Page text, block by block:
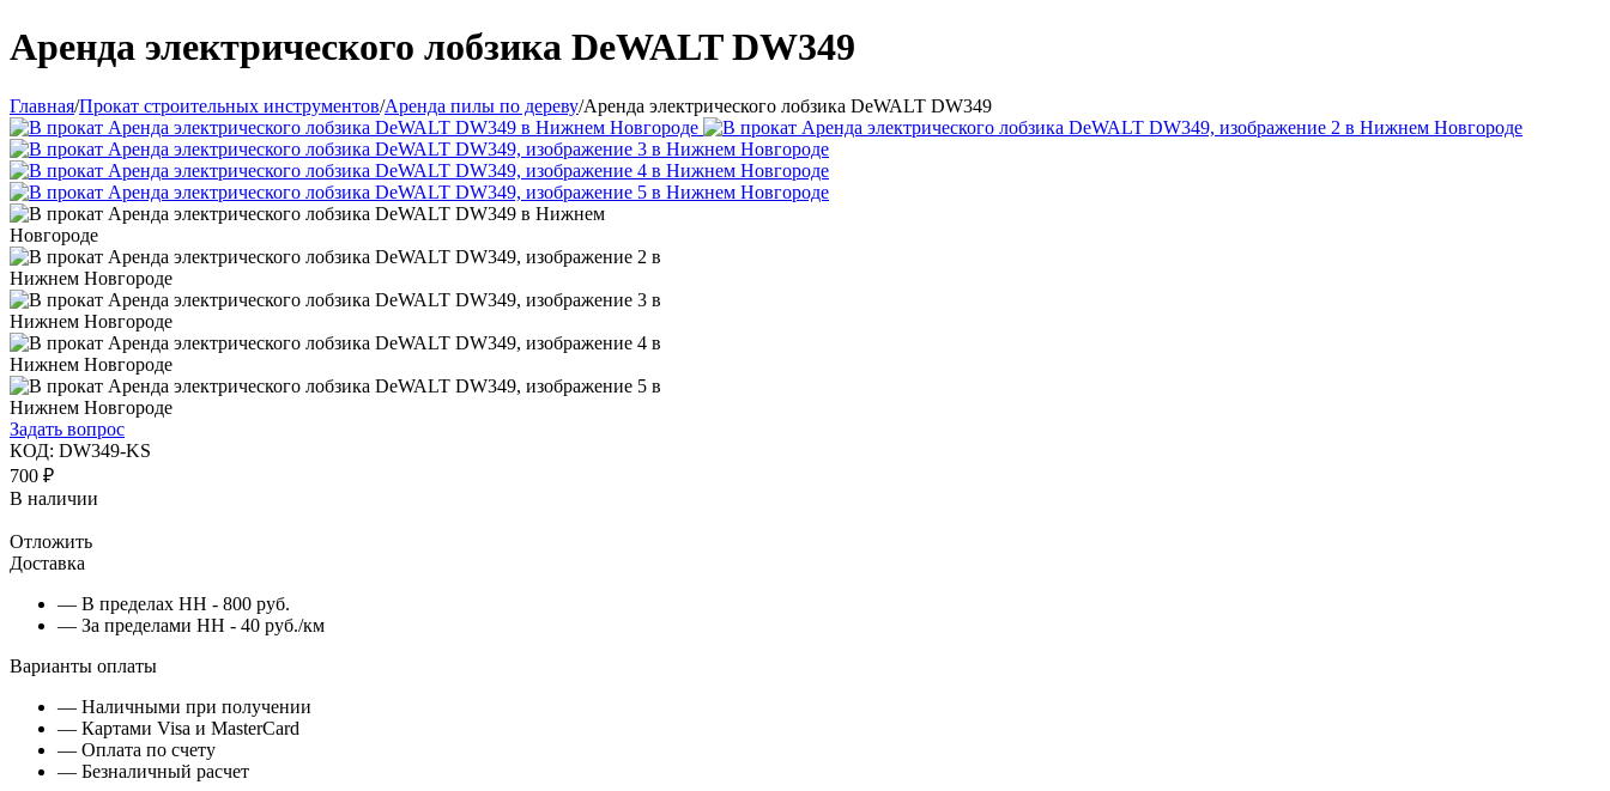
Аренда электрического лобзика DeWALT DW349
Главная/Прокат строительных инструментов/Аренда пилы по дереву/Аренда электрического лобзика DeWALT DW349
Задать вопрос
КОД: DW349-KS
700 ₽
В наличии
Отложить
Доставка
— В пределах НН - 800 руб.
— За пределами НН - 40 руб./км
Варианты оплаты
— Наличными при получении
— Картами Visa и MasterCard
— Оплата по счету
— Безналичный расчет